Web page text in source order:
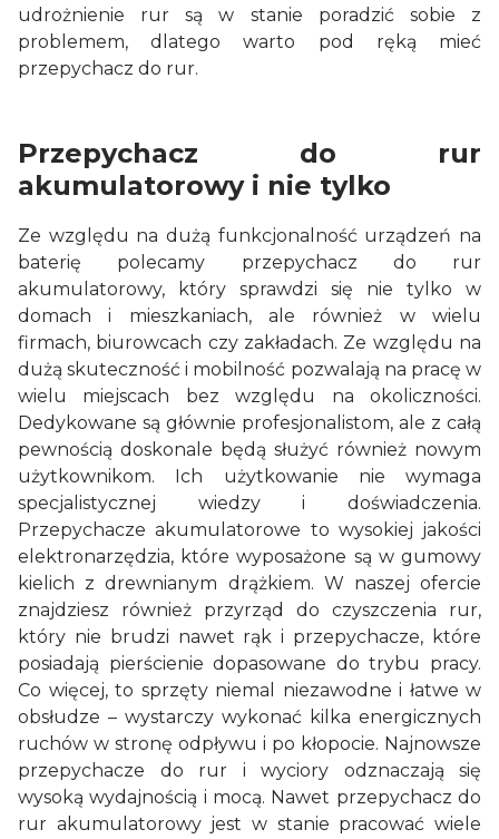
udrożnienie rur są w stanie poradzić sobie z
problemem, dlatego warto pod ręką mieć
przepychacz do rur.
Przepychacz do rur
akumulatorowy i nie tylko
Ze względu na dużą funkcjonalność urządzeń na
baterię polecamy przepychacz do rur
akumulatorowy, który sprawdzi się nie tylko w
domach i mieszkaniach, ale również w wielu
firmach, biurowcach czy zakładach. Ze względu na
dużą skuteczność i mobilność pozwalają na pracę w
wielu miejscach bez względu na okoliczności.
Dedykowane są głównie profesjonalistom, ale z całą
pewnością doskonale będą służyć również nowym
użytkownikom. Ich użytkowanie nie wymaga
specjalistycznej wiedzy i doświadczenia.
Przepychacze akumulatorowe to wysokiej jakości
elektronarzędzia, które wyposażone są w gumowy
kielich z drewnianym drążkiem. W naszej ofercie
znajdziesz również przyrząd do czyszczenia rur,
który nie brudzi nawet rąk i przepychacze, które
posiadają pierścienie dopasowane do trybu pracy.
Co więcej, to sprzęty niemal niezawodne i łatwe w
obsłudze – wystarczy wykonać kilka energicznych
ruchów w stronę odpływu i po kłopocie. Najnowsze
przepychacze do rur i wyciory odznaczają się
wysoką wydajnością i mocą. Nawet przepychacz do
rur akumulatorowy jest w stanie pracować wiele